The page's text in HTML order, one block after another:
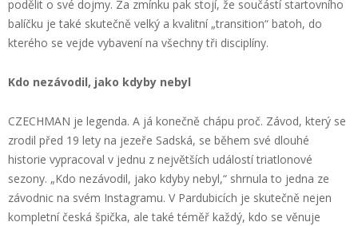
podělit o své dojmy. Za zmínku pak stojí, že součástí startovního
balíčku je také skutečně velký a kvalitní „transition“ batoh, do
kterého se vejde vybavení na všechny tři disciplíny.
Kdo nezávodil, jako kdyby nebyl
CZECHMAN je legenda. A já konečně chápu proč. Závod, který se
zrodil před 19 lety na jezeře Sadská, se během své dlouhé
historie vypracoval v jednu z největších událostí triatlonové
sezony. „Kdo nezávodil, jako kdyby nebyl,“ shrnula to jedna ze
závodnic na svém Instagramu. V Pardubicích je skutečně nejen
kompletní česká špička, ale také téměř každý, kdo se věnuje